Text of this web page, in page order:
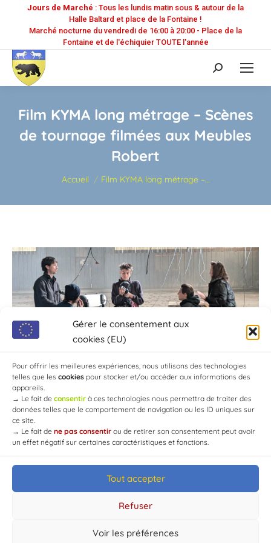
Gérer le consentement aux
cookies (EU)
Pour offrir les meilleures expériences, nous utilisons des technologies
telles que les cookies pour stocker et/ou accéder aux informations des
appareils.
→ Le fait de consentir à ces technologies nous permettra de traiter des
données telles que le comportement de navigation ou les ID uniques sur
ce site.
→ Le fait de ne pas consentir ou de retirer son consentement peut avoir
un effet négatif sur certaines caractéristiques et fonctions.
Tout accepter
Refuser
Voir les préférences
Jours de Marché : Tous les lundis matin sous & autour de la
Halle Baltard et place de la Fontaine !
Marché nocturne du vendredi de 16:00 à 20:00 - Place de la
Fontaine et de l'échiquier TOUTE l'année
Recherche
:
Film KYMA long métrage – Scènes
de tournage filmées aux Meubles
Robert
Vous êtes ici :
Accueil Film KYMA long métrage –…
© Mairie de Chaource [2004-2024] | Tous droits réservés.
Developed byWEB3-DESIGN